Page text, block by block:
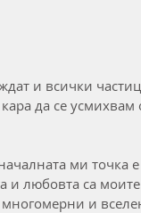
и всички
да се
ми точка
и любовта са
и